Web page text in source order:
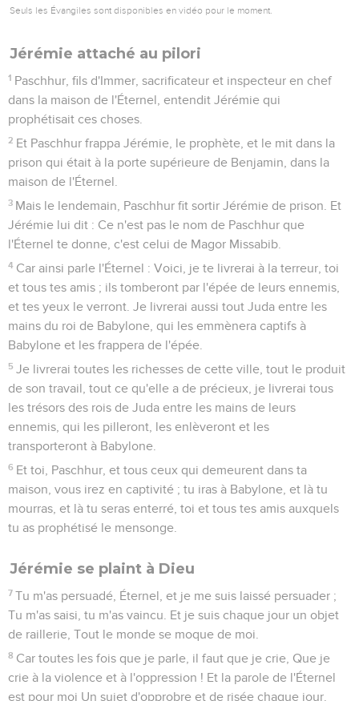
Seuls les Évangiles sont disponibles en vidéo pour le moment.
Jérémie attaché au pilori
1 Paschhur, fils d'Immer, sacrificateur et inspecteur en chef
dans la maison de l'Éternel, entendit Jérémie qui
prophétisait ces choses.
2 Et Paschhur frappa Jérémie, le prophète, et le mit dans la
prison qui était à la porte supérieure de Benjamin, dans la
maison de l'Éternel.
3 Mais le lendemain, Paschhur fit sortir Jérémie de prison. Et
Jérémie lui dit : Ce n'est pas le nom de Paschhur que
l'Éternel te donne, c'est celui de Magor Missabib.
4 Car ainsi parle l'Éternel : Voici, je te livrerai à la terreur, toi
et tous tes amis ; ils tomberont par l'épée de leurs ennemis,
et tes yeux le verront. Je livrerai aussi tout Juda entre les
mains du roi de Babylone, qui les emmènera captifs à
Babylone et les frappera de l'épée.
5 Je livrerai toutes les richesses de cette ville, tout le produit
de son travail, tout ce qu'elle a de précieux, je livrerai tous
les trésors des rois de Juda entre les mains de leurs
ennemis, qui les pilleront, les enlèveront et les
transporteront à Babylone.
6 Et toi, Paschhur, et tous ceux qui demeurent dans ta
maison, vous irez en captivité ; tu iras à Babylone, et là tu
mourras, et là tu seras enterré, toi et tous tes amis auxquels
tu as prophétisé le mensonge.
Jérémie se plaint à Dieu
7 Tu m'as persuadé, Éternel, et je me suis laissé persuader ;
Tu m'as saisi, tu m'as vaincu. Et je suis chaque jour un objet
de raillerie, Tout le monde se moque de moi.
8 Car toutes les fois que je parle, il faut que je crie, Que je
crie à la violence et à l'oppression ! Et la parole de l'Éternel
est pour moi Un sujet d'opprobre et de risée chaque jour.